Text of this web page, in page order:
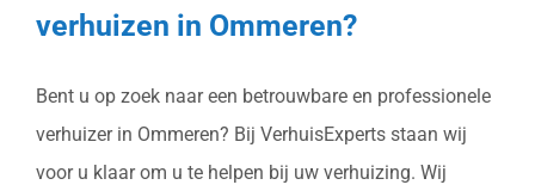
verhuizen in Ommeren?
Bent u op zoek naar een betrouwbare en professionele
verhuizer in Ommeren? Bij VerhuisExperts staan wij
voor u klaar om u te helpen bij uw verhuizing. Wij